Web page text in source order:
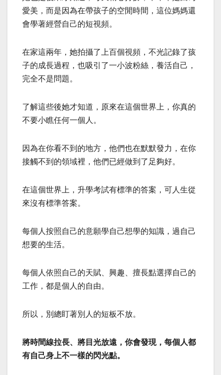
愛美，而是因為在帶孩子的空閒時間，這位媽媽還
會學著經營自己的短視頻。
在家這兩年，她拍攝了上百個視頻，不光記錄了孩
子的成長過程，也吸引了一小波粉絲，養活自己，
完全不是問題。
了解這些後她才知道，原來在這個世界上，你真的
不要小瞧任何一個人。
因為在你看不到的地方，他們也在默默發力，在你
接觸不到的領域裡，他們已經做到了足夠好。
在這個世界上，升學考試有標準的答案，可人生從
來沒有標準答案。
每個人按照自己的意願學自己想學的知識，過自己
想要的生活。
每個人依照自己的天賦、興趣、擅長點選擇自己的
工作，都是個人的自由。
所以，別總盯著別人的短板不放。
將時間線拉長、將目光放遠，你會發現，每個人都
有自己身上不一樣的閃光點。